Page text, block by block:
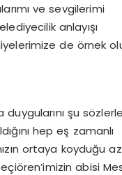
ve sevgilerimi
anlayışı
de örnek
şu sözlerle
hep eş zamanlı
ortaya koyduğu
abisi